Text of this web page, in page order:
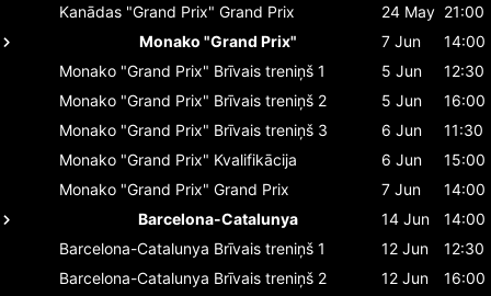
Kanādas "Grand Prix" Grand Prix 24 May 21:00
Monako "Grand Prix"
7 Jun
14:00
Monako "Grand Prix" Brīvais treniņš 1 5 Jun
12:30
Monako "Grand Prix" Brīvais treniņš 2 5 Jun
16:00
Monako "Grand Prix" Brīvais treniņš 3 6 Jun
11:30
Monako "Grand Prix" Kvalifikācija 6 Jun
15:00
Monako "Grand Prix" Grand Prix 7 Jun
14:00
Barcelona-Catalunya
14 Jun
14:00
Barcelona-Catalunya Brīvais treniņš 1 12 Jun
12:30
Barcelona-Catalunya Brīvais treniņš 2 12 Jun
16:00